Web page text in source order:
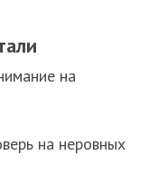
на
на неровных